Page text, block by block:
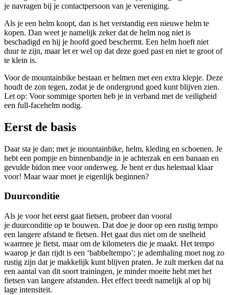
je navragen bij je contactpersoon van je vereniging.
Als je een helm koopt, dan is het verstandig een nieuwe helm te
kopen. Dan weet je namelijk zeker dat de helm nog niet is
beschadigd en hij je hoofd goed beschermt. Een helm hoeft niet
duur te zijn, maar let er wel op dat deze goed past en niet te groot of
te klein is.
Voor de mountainbike bestaan er helmen met een extra klepje. Deze
houdt de zon tegen, zodat je de ondergrond goed kunt blijven zien.
Let op: Voor sommige sporten heb je in verband met de veiligheid
een full-facehelm nodig.
Eerst de basis
Daar sta je dan; met je mountainbike, helm, kleding en schoenen. Je
hebt een pompje en binnenbandje in je achterzak en een banaan en
gevulde bidon mee voor onderweg. Je bent er dus helemaal klaar
voor! Maar waar moet je eigenlijk beginnen?
Duurconditie
Als je voor het eerst gaat fietsen, probeer dan vooral
je duurconditie op te bouwen. Dat doe je door op een rustig tempo
een langere afstand te fietsen. Het gaat dus niet om de snelheid
waarmee je fietst, maar om de kilometers die je maakt. Het tempo
waarop je dan rijdt is een ‘babbeltempo’; je ademhaling moet nog zo
rustig zijn dat je makkelijk kunt blijven praten. Je zult merken dat na
een aantal van dit soort trainingen, je minder moeite hebt met het
fietsen van langere afstanden. Het effect treedt namelijk al op bij
lage intensiteit.